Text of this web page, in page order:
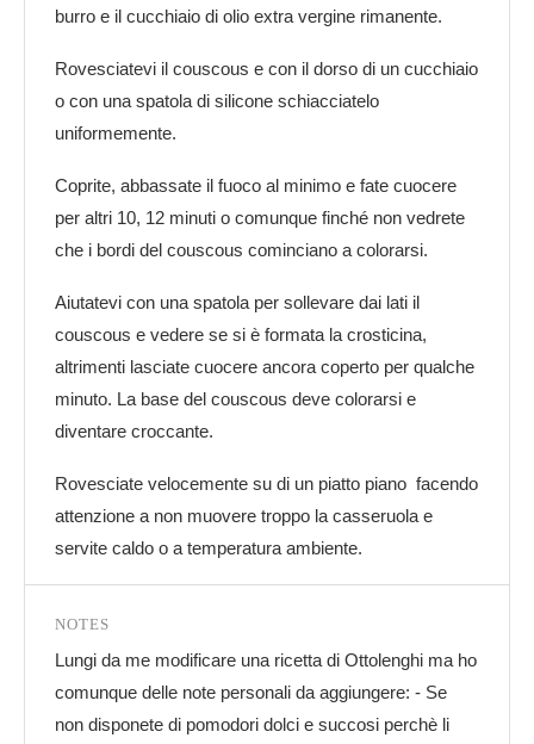
burro e il cucchiaio di olio extra vergine rimanente.
Rovesciatevi il couscous e con il dorso di un cucchiaio
o con una spatola di silicone schiacciatelo
uniformemente.
Coprite, abbassate il fuoco al minimo e fate cuocere
per altri 10, 12 minuti o comunque finché non vedrete
che i bordi del couscous cominciano a colorarsi.
Aiutatevi con una spatola per sollevare dai lati il
couscous e vedere se si è formata la crosticina,
altrimenti lasciate cuocere ancora coperto per qualche
minuto. La base del couscous deve colorarsi e
diventare croccante.
Rovesciate velocemente su di un piatto piano facendo
attenzione a non muovere troppo la casseruola e
servite caldo o a temperatura ambiente.
NOTES
Lungi da me modificare una ricetta di Ottolenghi ma ho
comunque delle note personali da aggiungere: - Se
non disponete di pomodori dolci e succosi perchè li